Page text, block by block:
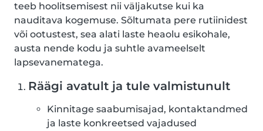
teeb hoolitsemisest nii väljakutse kui ka
nauditava kogemuse. Sõltumata pere rutiinidest
või ootustest, sea alati laste heaolu esikohale,
austa nende kodu ja suhtle avameelselt
lapsevanematega.
Räägi avatult ja tule valmistunult
Kinnitage saabumisajad, kontaktandmed
ja laste konkreetsed vajadused